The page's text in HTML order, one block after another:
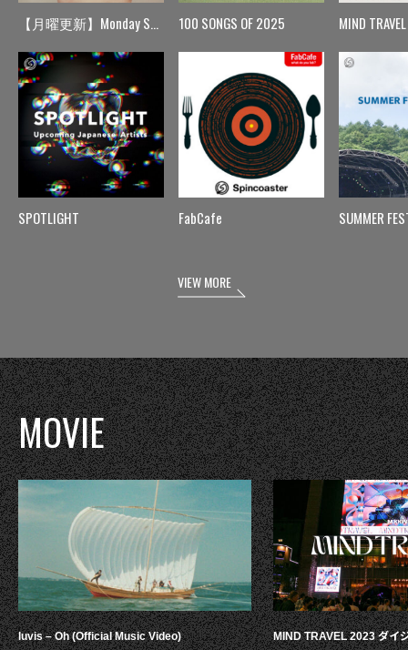
【月曜更新】Monday Spin
SPOTLIGHT
100 SONGS OF 2025
FabCafe
MIND TRAVEL
SUMMER
VIEW MORE
MOVIE
luvis – Oh (Official Music Video) MIND TRAVEL 2023 ダイ